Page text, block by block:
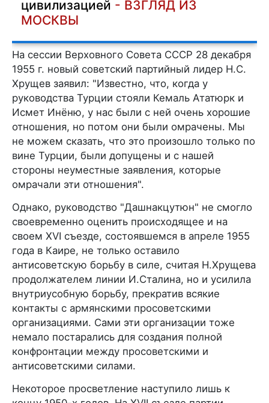
цивилизацией - ВЗГЛЯД ИЗ
МОСКВЫ
На сессии Верховного Совета СССР 28 декабря
1955 г. новый советский партийный лидер Н.С.
Хрущев заявил: "Известно, что, когда у
руководства Турции стояли Кемаль Ататюрк и
Исмет Инёню, у нас были с ней очень хорошие
отношения, но потом они были омрачены. Мы
не можем сказать, что это произошло только по
вине Турции, были допущены и с нашей
стороны неуместные заявления, которые
омрачали эти отношения".
Однако, руководство "Дашнакцутюн" не смогло
своевременно оценить происходящее и на
своем XVI съезде, состоявшемся в апреле 1955
года в Каире, не только оставило
антисоветскую борьбу в силе, считая Н.Хрущева
продолжателем линии И.Сталина, но и усилила
внутриусобную борьбу, прекратив всякие
контакты с армянскими просоветскими
организациями. Сами эти организации тоже
немало постарались для создания полной
конфронтации между просоветскими и
антисоветскими силами.
Некоторое просветление наступило лишь к